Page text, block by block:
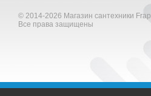
© 2014-2026 Магазин сантехники Frap
Все права защищены